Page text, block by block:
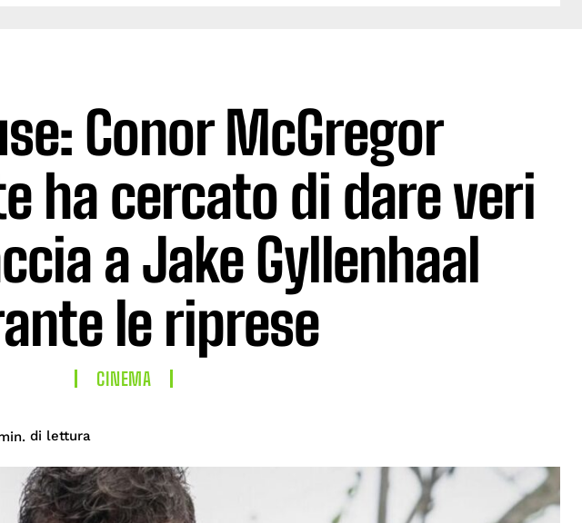
Conor McGregor
ha cercato di dare veri
a Jake Gyllenhaal
le riprese
CINEMA
di lettura